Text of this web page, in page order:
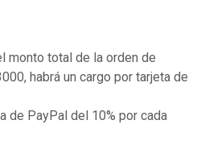
monto total de la orden de
habrá un cargo por tarjeta de
de PayPal del 10% por cada